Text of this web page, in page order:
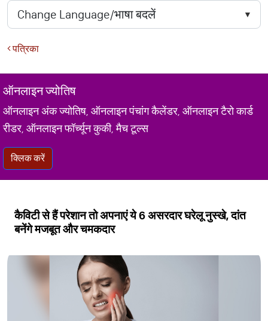
पत्रिका
ऑनलाइन ज्योतिष
ऑनलाइन अंक ज्योतिष, ऑनलाइन पंचांग कैलेंडर, ऑनलाइन टैरो कार्ड
रीडर, ऑनलाइन फॉर्च्यून कुकी, मैच टूल्स
क्लिक करें
कैविटी से हैं परेशान तो अपनाएं ये 6 असरदार घरेलू नुस्खे, दांत
बनेंगे मजबूत और चमकदार